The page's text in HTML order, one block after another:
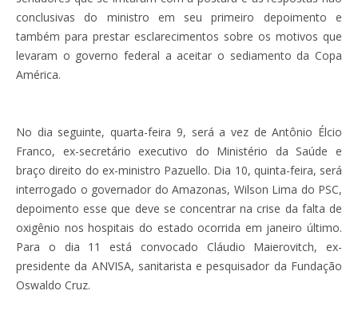
conclusivas do ministro em seu primeiro depoimento e
também para prestar esclarecimentos sobre os motivos que
levaram o governo federal a aceitar o sediamento da Copa
América.
No dia seguinte, quarta-feira 9, será a vez de Antônio Élcio
Franco, ex-secretário executivo do Ministério da Saúde e
braço direito do ex-ministro Pazuello. Dia 10, quinta-feira, será
interrogado o governador do Amazonas, Wilson Lima do PSC,
depoimento esse que deve se concentrar na crise da falta de
oxigênio nos hospitais do estado ocorrida em janeiro último.
Para o dia 11 está convocado Cláudio Maierovitch, ex-
presidente da ANVISA, sanitarista e pesquisador da Fundação
Oswaldo Cruz.